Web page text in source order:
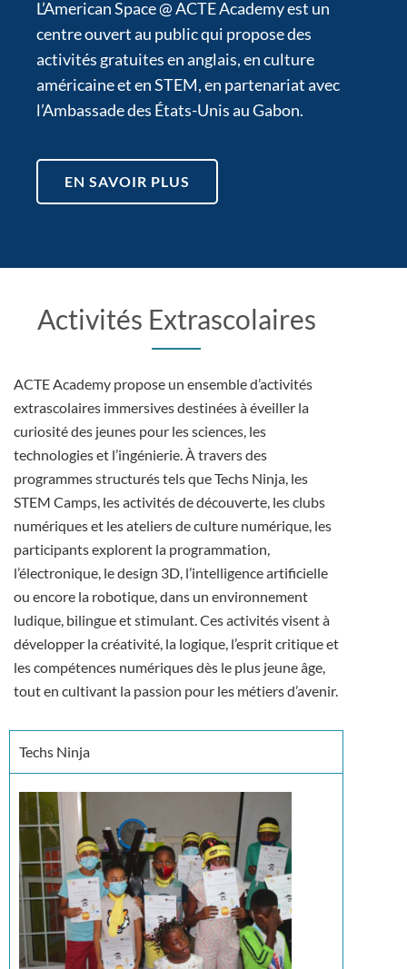
L’American Space @ ACTE Academy est un
centre ouvert au public qui propose des
activités gratuites en anglais, en culture
américaine et en STEM, en partenariat avec
l’Ambassade des États-Unis au Gabon.
EN SAVOIR PLUS
Activités Extrascolaires
ACTE Academy propose un ensemble d’activités
extrascolaires immersives destinées à éveiller la
curiosité des jeunes pour les sciences, les
technologies et l’ingénierie. À travers des
programmes structurés tels que Techs Ninja, les
STEM Camps, les activités de découverte, les clubs
numériques et les ateliers de culture numérique, les
participants explorent la programmation,
l’électronique, le design 3D, l’intelligence artificielle
ou encore la robotique, dans un environnement
ludique, bilingue et stimulant. Ces activités visent à
développer la créativité, la logique, l’esprit critique et
les compétences numériques dès le plus jeune âge,
tout en cultivant la passion pour les métiers d’avenir.
Techs Ninja